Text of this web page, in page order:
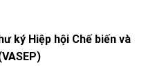
ký Hiệp hội Chế biến và